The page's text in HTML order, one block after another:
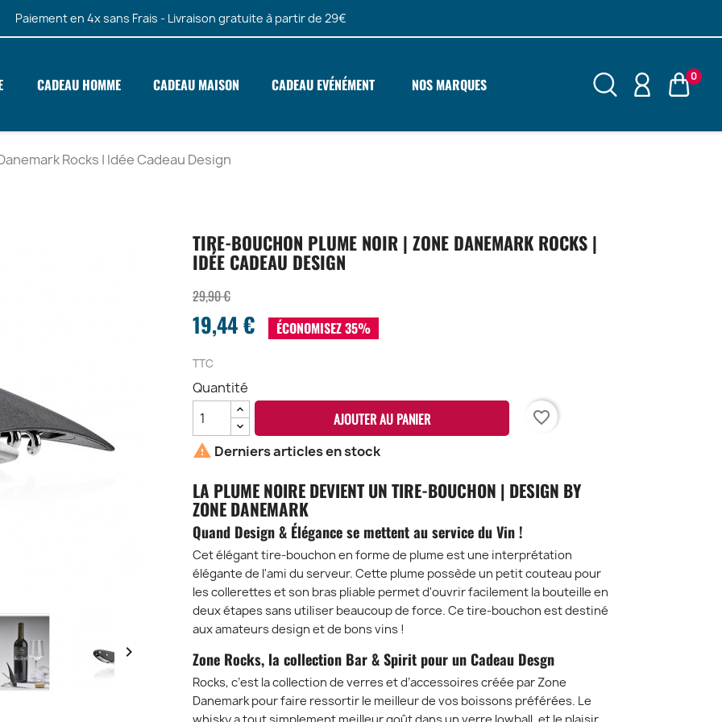
Paiement en 4x sans Frais - Livraison gratuite à partir de 29€
CADEAU HOMME CADEAU MAISON CADEAU EVÉNÉMENT NOS MARQUES 0
Rocks | Idée Cadeau Design

TIRE-BOUCHON PLUME NOIR | ZONE DANEMARK ROCKS |
IDÉE CADEAU DESIGN
29,90 €
19,44 € ÉCONOMISEZ 35%
TTC
Quantité
AJOUTER AU PANIER
favorite_border
 Derniers articles en stock
LA PLUME NOIRE DEVIENT UN TIRE-BOUCHON | DESIGN BY
ZONE DANEMARK
Quand Design & Élégance se mettent au service du Vin !
Cet élégant tire-bouchon en forme de plume est une interprétation
élégante de l'ami du serveur. Cette plume possède un petit couteau pour
les collerettes et son bras pliable permet d'ouvrir facilement la bouteille en
deux étapes sans utiliser beaucoup de force. Ce tire-bouchon est destiné
aux amateurs design et de bons vins !
Zone Rocks, la collection Bar & Spirit pour un Cadeau Desgn
Rocks, c’est la collection de verres et d’accessoires créée par Zone
Danemark pour faire ressortir le meilleur de vos boissons préférées. Le